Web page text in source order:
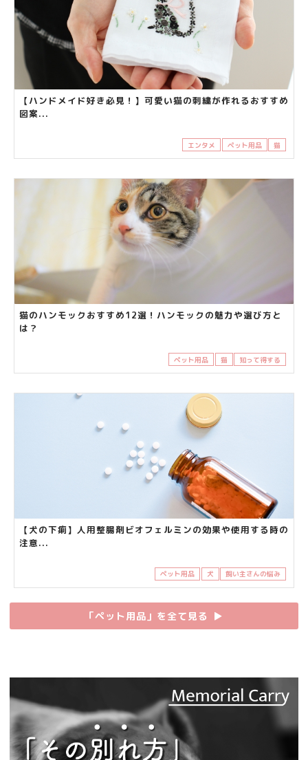
【ハンドメイド好き必見！】可愛い猫の刺繍が作れるおすすめ
図案...
エンタメ ペット用品 猫
猫のハンモックおすすめ12選！ハンモックの魅力や選び方と
は？
ペット用品 猫 知って得する
【犬の下痢】人用整腸剤ビオフェルミンの効果や使用する時の
注意...
ペット用品 犬 飼い主さんの悩み
「ペット用品」を全て見る ▶︎